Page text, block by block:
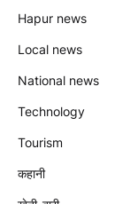
Hapur news
Local news
National news
Technology
Tourism
कहानी